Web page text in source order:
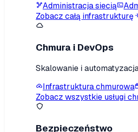
Administracja siecią
Zobacz całą infrastrukturę
Chmura i DevOps
Skalowanie i
Infrastruktura chmurowa
Zobacz wszystkie usługi
Bezpieczeństwo